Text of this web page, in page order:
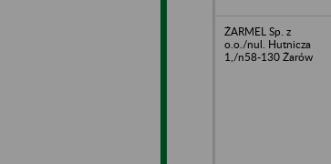
ŻARMEL Sp. z
o.o./nul. Hutnicza
1,/n58-130 Żarów